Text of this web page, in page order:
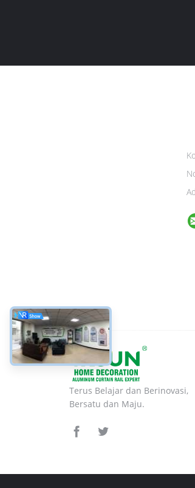
Terus Belajar dan Berinovasi,
Bersatu dan Maju.